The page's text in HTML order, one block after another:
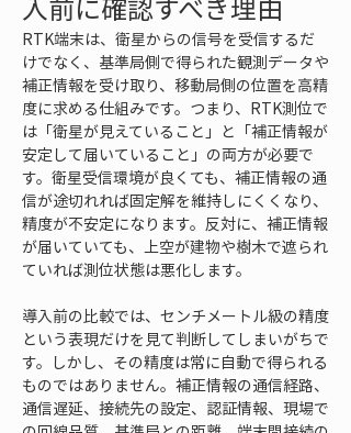
RTK端末は、衛星からの信号を受信するだ
けでなく、基準局側で得られた観測データや
補正情報を受け取り、移動局側の位置を高精
度に求める仕組みです。つまり、RTK測位で
は「衛星が見えていること」と「補正情報が
安定して届いていること」の両方が必要で
す。衛星受信環境が良くても、補正情報の通
信が途切れれば固定解を維持しにくくなり、
精度が不安定になります。反対に、補正情報
が届いていても、上空が建物や樹木で遮られ
ていれば測位状態は悪化します。
導入前の比較では、センチメートル級の精度
という表現だけを見て判断してしまいがちで
す。しかし、その精度は常に自動で得られる
ものではありません。補正情報の通信経路、
通信遅延、接続先の設定、認証情報、現場で